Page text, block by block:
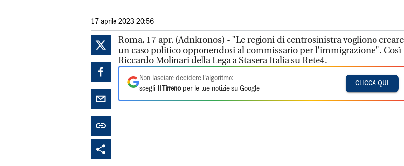
17 aprile 2023 20:56
Roma, 17 apr. (Adnkronos) - "Le regioni di centrosinistra vogliono creare
un caso politico opponendosi al commissario per l'immigrazione". Così
Riccardo Molinari della Lega a Stasera Italia su Rete4.
Non lasciare decidere l'algoritmo:
scegli
Il Tirrenoper le tue notizie su Google
CLICCA QUI